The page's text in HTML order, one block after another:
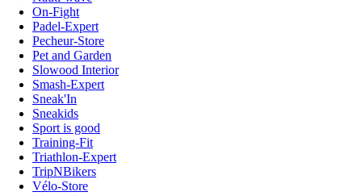
On-Fight
Padel-Expert
Pecheur-Store
Pet and Garden
Slowood Interior
Smash-Expert
Sneak'In
Sneakids
Sport is good
Training-Fit
Triathlon-Expert
TripNBikers
Vélo-Store